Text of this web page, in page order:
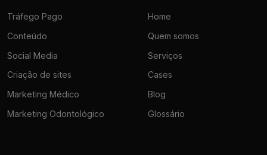
Tráfego Pago
Conteúdo
Social Media
Criação de sites
Marketing Médico
Marketing Odontológico
Home
Quem somos
Serviços
Cases
Blog
Glossário